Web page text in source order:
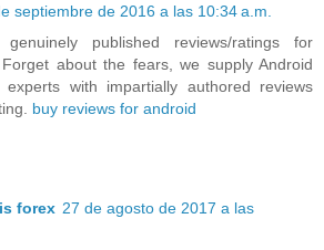
septiembre de 2016 a las 10:34 a.m.
published reviews/ratings for
about the fears, we supply Android
experts with impartially authored reviews
buy reviews for android
forex 27 de agosto de 2017 a las